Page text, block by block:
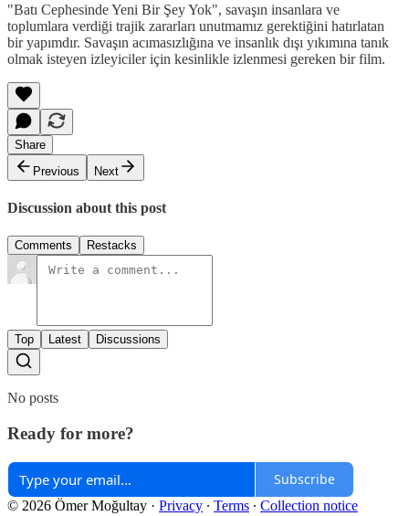
"Batı Cephesinde Yeni Bir Şey Yok", savaşın insanlara ve
toplumlara verdiği trajik zararları unutmamız gerektiğini hatırlatan
bir yapımdır. Savaşın acımasızlığına ve insanlık dışı yıkımına tanık
olmak isteyen izleyiciler için kesinlikle izlenmesi gereken bir film.
Share
Previous
Next
Discussion about this post
Comments Restacks
Top Latest Discussions
No posts
Ready for more?
Subscribe
© 2026 Ömer Moğultay · Privacy ∙ Terms ∙ Collection notice